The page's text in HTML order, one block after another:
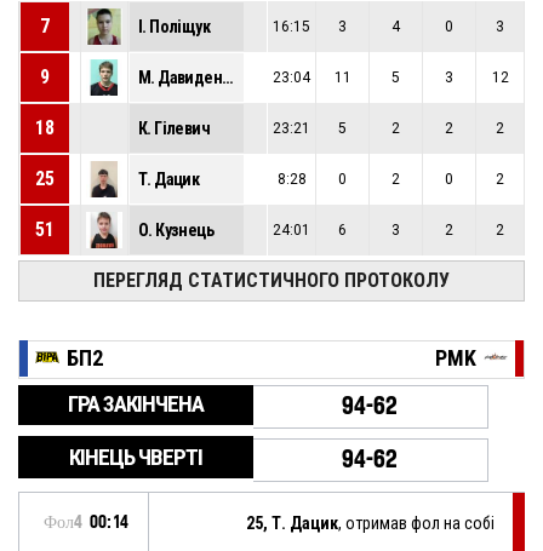
7 І. Поліщук 16:15 3 4 0 3
9 М. Давиденко 23:04 11 5 3 12
18 К. Гілевич 23:21 5 2 2 2
25 Т. Дацик 8:28 0 2 0 2
51 О. Кузнець 24:01 6 3 2 2
ПЕРЕГЛЯД СТАТИСТИЧНОГО ПРОТОКОЛУ
БП2 PMK
ГРА ЗАКІНЧЕНА 94-62
КІНЕЦЬ ЧВЕРТІ 94-62
Фол4 00:14 25, Т. Дацик, отримав фол на собі